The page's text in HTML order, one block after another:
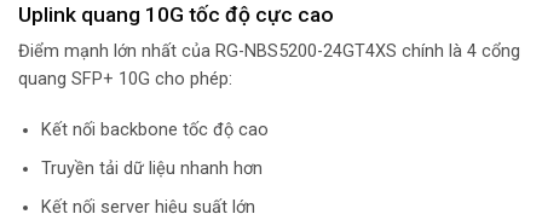
Uplink quang 10G tốc độ cực cao
Điểm mạnh lớn nhất của RG-NBS5200-24GT4XS chính là 4 cổng
quang SFP+ 10G cho phép:
Kết nối backbone tốc độ cao
Truyền tải dữ liệu nhanh hơn
Kết nối server hiệu suất lớn